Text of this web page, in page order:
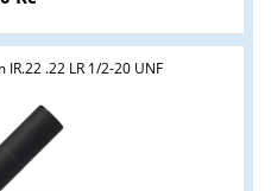
.22 LR 1/2-20 UNF
odborné veřejnosti od 18 let a
a střelivo. Splňujete tyto